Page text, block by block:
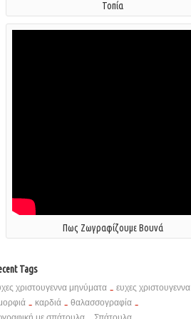
Τοπία
Πως Ζωγραφίζουμε Βουνά
Tags
χριστουγεννα μηνύματα - ευχες χριστουγεννα
- καρδιά - θαλασσογραφία -